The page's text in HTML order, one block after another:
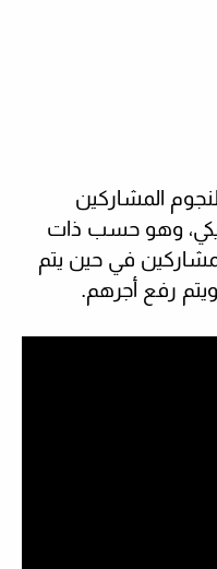
المشاركين
دولار أمريكي، وهو حسب ذات
في حين يتم
رفع أجرهم.